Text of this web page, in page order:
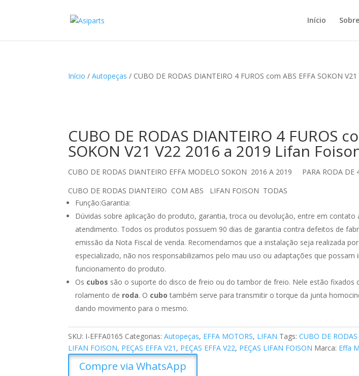
Início Sobre
Início /Autopeças / CUBO DE RODAS DIANTEIRO 4 FUROS com ABS EFFA SOKON
CUBO DE RODAS DIANTEIRO 4 FUROS
SOKON V21 V22 2016 a 2019 Lifan
CUBO DE RODAS DIANTEIRO EFFA MODELO SOKON 2016 A 2019 PARA RODA DE
CUBO DE RODAS DIANTEIRO COM ABS LIFAN FOISON TODAS
Função:Garantia:
Dúvidas sobre aplicação do produto, garantia, troca ou devolução, entre em contato
atendimento. Todos os produtos possuem 90 dias de garantia contra defeitos de
emissão da Nota Fiscal de venda. Recomendamos que a instalação seja realizada
especializado, não nos responsabilizamos pelo mau uso ou adaptações que possam
funcionamento do produto.
Os cubos são o suporte do disco de freio ou do tambor de freio. Nele estão fixados
rolamento de roda. O cubo também serve para transmitir o torque da junta
dando movimento para o mesmo.
SKU: I-EFFA0165 Categorias:Autopeças, EFFA MOTORS, LIFAN Tags:CUBO DE
LIFAN FOISON, PEÇAS EFFA V21 , PEÇAS EFFA V22, PEÇAS LIFAN FOISON Marca: Effa
Compre via WhatsApp